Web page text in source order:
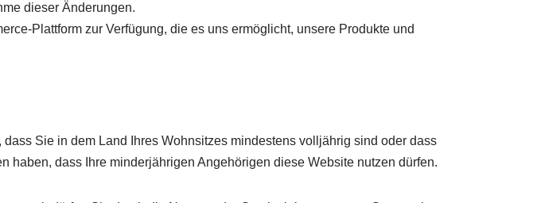
dieser Änderungen.
Plattform zur Verfügung, die es uns ermöglicht, unsere Produkte und
Sie in dem Land Ihres Wohnsitzes mindestens volljährig sind oder dass
dass Ihre minderjährigen Angehörigen diese Website nutzen dürfen.